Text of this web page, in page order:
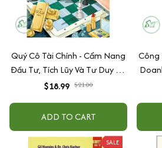
Quý Cô Tài Chính - Cẩm Nang
Đầu Tư, Tích Lũy Và Tư Duy Tự
Chủ
$18.99 $21.00
ADD TO CART
Công
SALE